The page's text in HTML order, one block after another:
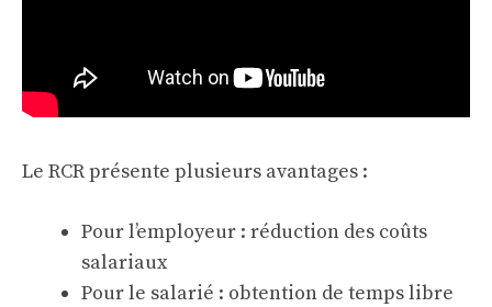
Le RCR présente plusieurs avantages :
Pour l’employeur : réduction des coûts
salariaux
Pour le salarié : obtention de temps libre